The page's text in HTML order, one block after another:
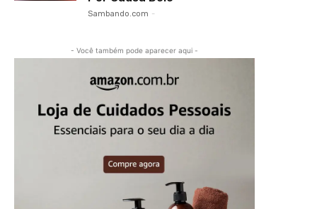
Sambando.com -
- Você também pode aparecer aqui -